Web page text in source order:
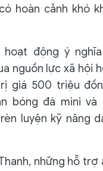
hoàn cảnh khó
hoạt động ý
nguồn lực xã hội
giá 500 triệu
bóng đá mini và
luyện kỹ năng
những hỗ trợ